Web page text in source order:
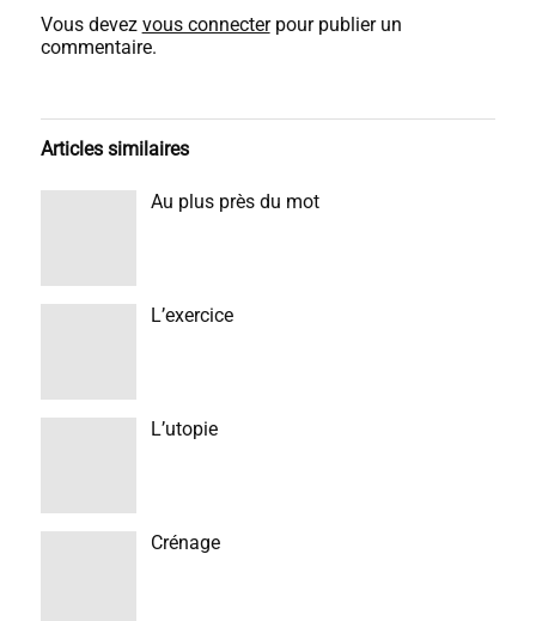
Vous devez vous connecterpour publier un
commentaire.
Articles similaires
Au plus près du mot
L’exercice
L’utopie
Crénage